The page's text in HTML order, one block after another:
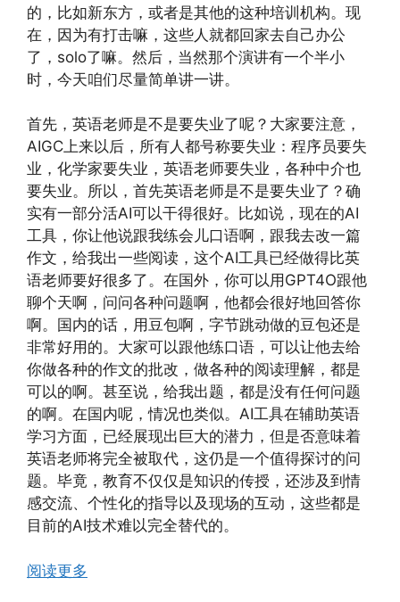
的，比如新东方，或者是其他的这种培训机构。现
在，因为有打击嘛，这些人就都回家去自己办公
了，solo了嘛。然后，当然那个演讲有一个半小
时，今天咱们尽量简单讲一讲。
首先，英语老师是不是要失业了呢？大家要注意，
AIGC上来以后，所有人都号称要失业：程序员要失
业，化学家要失业，英语老师要失业，各种中介也
要失业。所以，首先英语老师是不是要失业了？确
实有一部分活AI可以干得很好。比如说，现在的AI
工具，你让他说跟我练会儿口语啊，跟我去改一篇
作文，给我出一些阅读，这个AI工具已经做得比英
语老师要好很多了。在国外，你可以用GPT4O跟他
聊个天啊，问问各种问题啊，他都会很好地回答你
啊。国内的话，用豆包啊，字节跳动做的豆包还是
非常好用的。大家可以跟他练口语，可以让他去给
你做各种的作文的批改，做各种的阅读理解，都是
可以的啊。甚至说，给我出题，都是没有任何问题
的啊。在国内呢，情况也类似。AI工具在辅助英语
学习方面，已经展现出巨大的潜力，但是否意味着
英语老师将完全被取代，这仍是一个值得探讨的问
题。毕竟，教育不仅仅是知识的传授，还涉及到情
感交流、个性化的指导以及现场的互动，这些都是
目前的AI技术难以完全替代的。
阅读更多